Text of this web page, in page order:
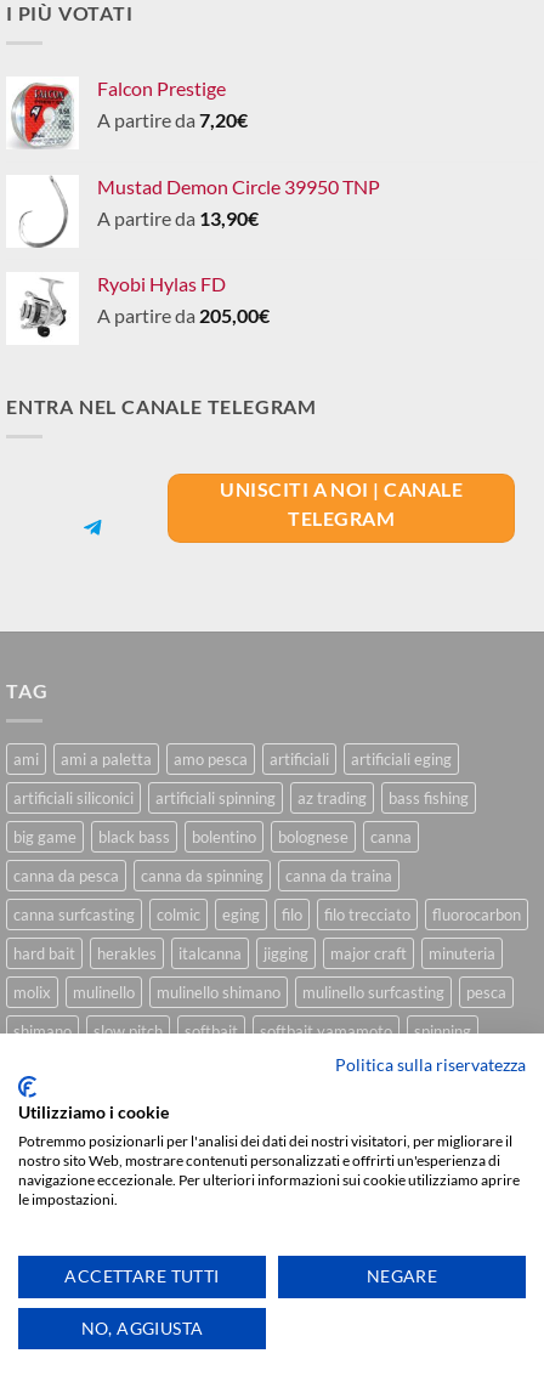
I PIÙ VOTATI
Falcon Prestige
A partire da 7,20€
Mustad Demon Circle 39950 TNP
A partire da 13,90€
Ryobi Hylas FD
A partire da 205,00€
ENTRA NEL CANALE TELEGRAM
UNISCITI A NOI | CANALE
TELEGRAM
TAG
ami ami a paletta amo pesca artificiali
artificiali eging
artificiali siliconici
artificiali spinning az trading
bass fishing
big game
black bass bolentino bolognese
canna
canna da pesca
canna da spinning
canna da traina
canna surfcasting
colmic eging filo filo trecciato
fluorocarbon
hard bait
herakles italcanna jigging major craft
minuteria
molix
mulinello mulinello shimano mulinello surfcasting
pesca
shimano
slow pitch softbait softbait yamamoto
spinning
trecciato trolling tubertini
Sviluppato daWe Blink Design
CHI SIAMO BLOG FAQ CONTATTI
Copyright 2026 © IlMaestralePesca.it
Politica sulla riservatezza
Utilizziamo i cookie
Potremmo posizionarli per l'analisi dei dati dei nostri visitatori, per migliorare il
nostro sito Web, mostrare contenuti personalizzati e offrirti un'esperienza di
navigazione eccezionale. Per ulteriori informazioni sui cookie utilizziamo aprire
le impostazioni.
ACCETTARE TUTTI NEGARE
NO, AGGIUSTA